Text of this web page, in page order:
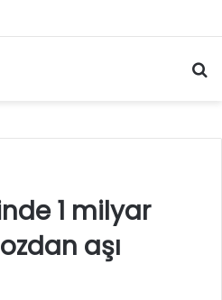
1 milyar
aşı